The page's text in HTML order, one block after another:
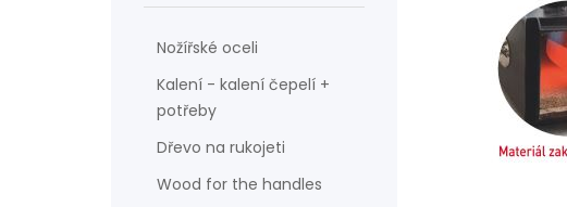
Nožířské oceli
Kalení - kalení čepelí +
potřeby
Dřevo na rukojeti
Wood for the handles